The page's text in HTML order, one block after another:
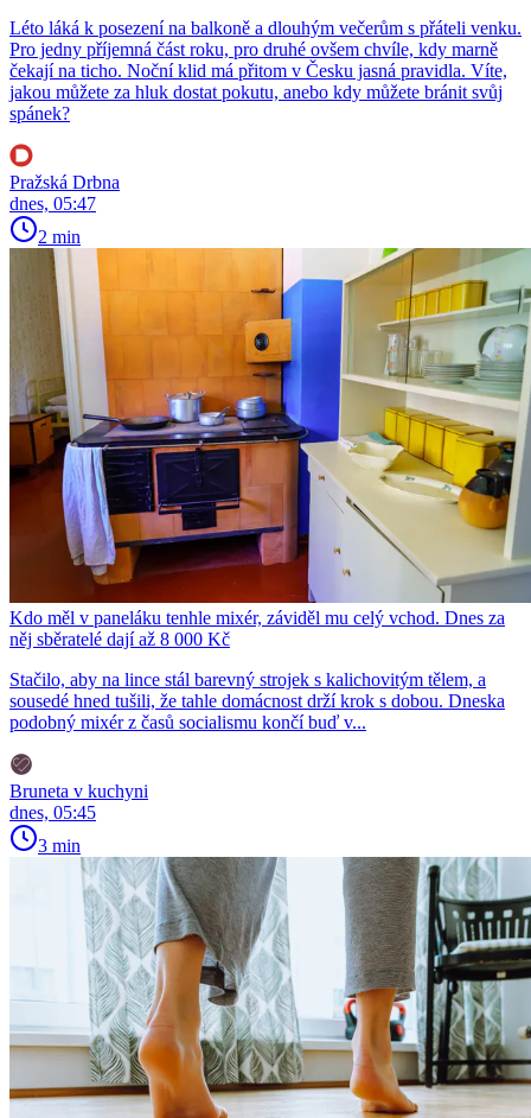
Léto láká k posezení na balkoně a dlouhým večerům s přáteli venku.
Pro jedny příjemná část roku, pro druhé ovšem chvíle, kdy marně
čekají na ticho. Noční klid má přitom v Česku jasná pravidla. Víte,
jakou můžete za hluk dostat pokutu, anebo kdy můžete bránit svůj
spánek?
Pražská Drbna
dnes, 05:47
2 min
Kdo měl v paneláku tenhle mixér, záviděl mu celý vchod. Dnes za
něj sběratelé dají až 8 000 Kč
Stačilo, aby na lince stál barevný strojek s kalichovitým tělem, a
sousedé hned tušili, že tahle domácnost drží krok s dobou. Dneska
podobný mixér z časů socialismu končí buď v...
Bruneta v kuchyni
dnes, 05:45
3 min